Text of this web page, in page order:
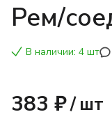
Рем/
В наличии: 4 шт
383 ₽/ шт